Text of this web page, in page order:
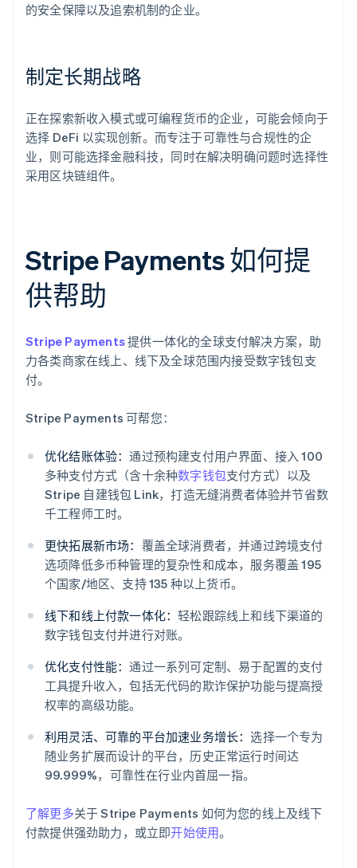
的安全保障以及追索机制的企业。
制定长期战略
正在探索新收入模式或可编程货币的企业，可能会倾向于
选择 DeFi 以实现创新。而专注于可靠性与合规性的企
业，则可能选择金融科技，同时在解决明确问题时选择性
采用区块链组件。
Stripe Payments 如何提
供帮助
Stripe Payments提供一体化的全球支付解决方案，助
力各类商家在线上、线下及全球范围内接受数字钱包支
付。
Stripe Payments 可帮您：
优化结账体验：通过预构建支付用户界面、接入 100
多种支付方式（含十余种数字钱包支付方式）以及
Stripe 自建钱包 Link，打造无缝消费者体验并节省数
千工程师工时。
更快拓展新市场： 覆盖全球消费者，并通过跨境支付
选项降低多币种管理的复杂性和成本，服务覆盖 195
个国家/地区、支持 135 种以上货币。
线下和线上付款一体化：轻松跟踪线上和线下渠道的
数字钱包支付并进行对账。
优化支付性能：通过一系列可定制、易于配置的支付
工具提升收入，包括无代码的欺诈保护功能与提高授
权率的高级功能。
利用灵活、可靠的平台加速业务增长：选择一个专为
随业务扩展而设计的平台，历史正常运行时间达
99.999%，可靠性在行业内首屈一指。
了解更多关于 Stripe Payments 如何为您的线上及线下
付款提供强劲助力，或立即开始使用。
阿联酋
爱尔兰
English
爱沙尼亚
English
奥地利
DeutschEnglish
澳大利亚
English
Português English
保加利亚
English